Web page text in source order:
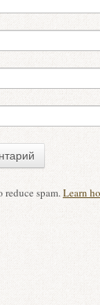
reduce spam.Learn